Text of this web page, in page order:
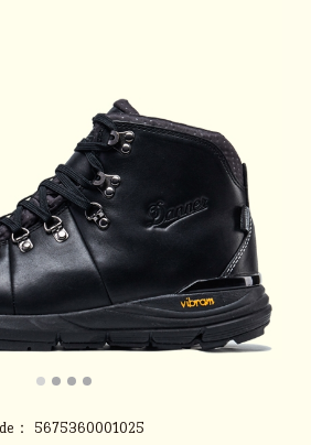
：
5675360001025